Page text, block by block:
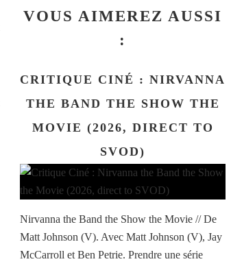
VOUS AIMEREZ AUSSI
:
CRITIQUE CINÉ : NIRVANNA
THE BAND THE SHOW THE
MOVIE (2026, DIRECT TO
SVOD)
Nirvanna the Band the Show the Movie // De
Matt Johnson (V). Avec Matt Johnson (V), Jay
McCarroll et Ben Petrie. Prendre une série